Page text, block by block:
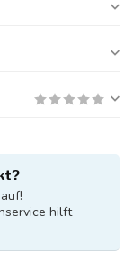
hilft